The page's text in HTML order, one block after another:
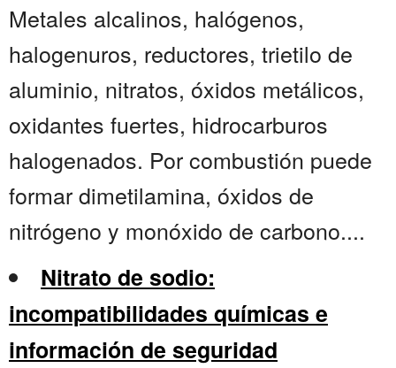
Metales alcalinos, halógenos,
halogenuros, reductores, trietilo de
aluminio, nitratos, óxidos metálicos,
oxidantes fuertes, hidrocarburos
halogenados. Por combustión puede
formar dimetilamina, óxidos de
nitrógeno y monóxido de carbono....
Nitrato de sodio:
incompatibilidades químicas e
información de seguridad